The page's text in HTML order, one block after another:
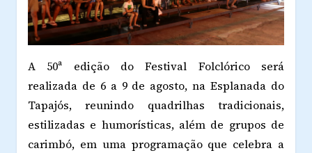
A 50ª edição do Festival Folclórico será
realizada de 6 a 9 de agosto, na Esplanada do
Tapajós, reunindo quadrilhas tradicionais,
estilizadas e humorísticas, além de grupos de
carimbó, em uma programação que celebra a